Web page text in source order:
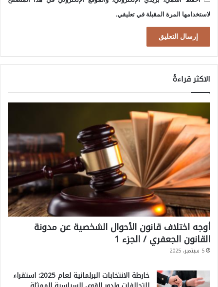
ا
ل
ر
و
ا
ل
س
ي
د
ة
ا
لاستخدامها المرة المقبلة في تعليقي.
الاكثر قراءةً
أوجه اختلاف قانون الأحوال الشخصية عن مدونة
القانون الجعفري / الجزء 1
5 سبتمبر، 2025
خارطة الانتخابات البرلمانية لعام 2025: استقراء